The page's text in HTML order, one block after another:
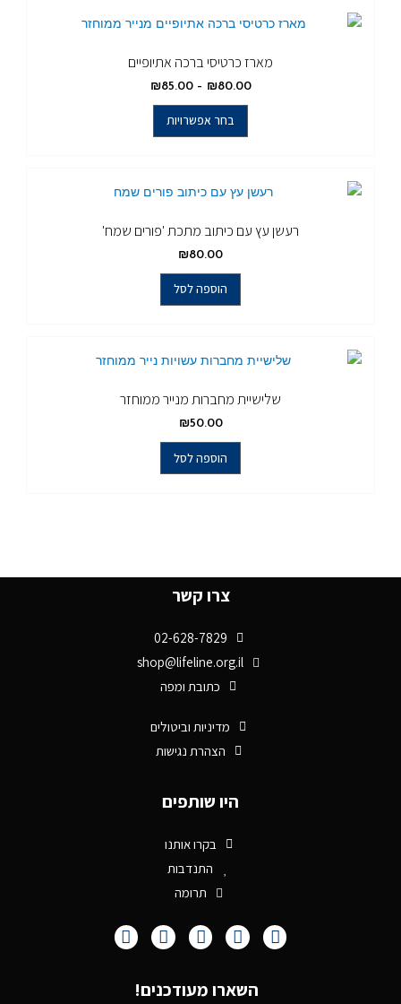
מארז כרטיסי ברכה אתיופיים
₪80.00
–
₪85.00
בחר אפשרויות
רעשן עץ עם כיתוב מתכת 'פורים שמח'
₪80.00
הוספה לסל
שלישיית מחברות מנייר ממוחזר
₪50.00
הוספה לסל
צרו קשר
02-628-7829
shop@lifeline.org.il
כתובת ומפה
מדיניות וביטולים
הצהרת נגישות
היו שותפים
בקרו אותנו
התנדבות
תרומה
השארו מעודכנים!